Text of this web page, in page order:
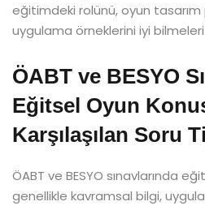
eğitimdeki rolünü, oyun tasarım
uygulama örneklerini iyi
ÖABT ve BESYO
Eğitsel Oyun
Karşılaşılan Soru
ÖABT ve BESYO sınavlarında
genellikle kavramsal bilgi,